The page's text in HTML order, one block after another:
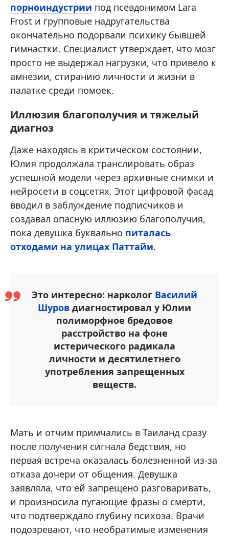
порноиндустрии под псевдонимом Lara
Frost и групповые надругательства
окончательно подорвали психику бывшей
гимнастки. Специалист утверждает, что мозг
просто не выдержал нагрузки, что привело к
амнезии, стиранию личности и жизни в
палатке среди помоек.
Иллюзия благополучия и тяжелый
диагноз
Даже находясь в критическом состоянии,
Юлия продолжала транслировать образ
успешной модели через архивные снимки и
нейросети в соцсетях. Этот цифровой фасад
вводил в заблуждение подписчиков и
создавал опасную иллюзию благополучия,
пока девушка буквально питалась
отходами на улицах Паттайи.
Это интересно: нарколог Василий
Шуров диагностировал у Юлии
полиморфное бредовое
расстройство на фоне
истерического радикала
личности и десятилетнего
употребления запрещенных
веществ.
Мать и отчим примчались в Таиланд сразу
после получения сигнала бедствия, но
первая встреча оказалась болезненной из-за
отказа дочери от общения. Девушка
заявляла, что ей запрещено разговаривать,
и произносила пугающие фразы о смерти,
что подтверждало глубину психоза. Врачи
подозревают, что необратимые изменения